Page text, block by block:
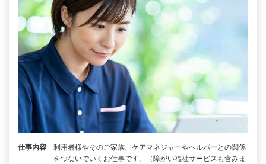
仕事内容
利用者様やそのご家族、ケアマネジャーやヘルパーとの関係
をつないでいくお仕事です。（障がい福祉サービスも含みま